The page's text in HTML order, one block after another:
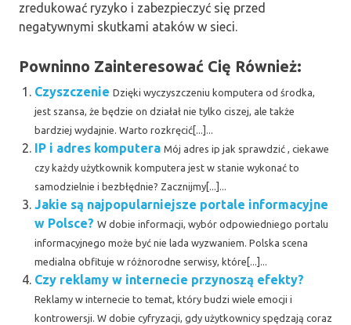
zredukować ryzyko i zabezpieczyć się przed
negatywnymi skutkami ataków w sieci.
Powninno Zainteresować Cię Również:
Czyszczenie Dzięki wyczyszczeniu komputera od środka,
jest szansa, że będzie on działał nie tylko ciszej, ale także
bardziej wydajnie. Warto rozkręcić[...]...
IP i adres komputera Mój adres ip jak sprawdzić , ciekawe
czy każdy użytkownik komputera jest w stanie wykonać to
samodzielnie i bezbłędnie? Zacznijmy[...]...
Jakie są najpopularniejsze portale informacyjne
w Polsce? W dobie informacji, wybór odpowiedniego portalu
informacyjnego może być nie lada wyzwaniem. Polska scena
medialna obfituje w różnorodne serwisy, które[...]...
Czy reklamy w internecie przynoszą efekty?
Reklamy w internecie to temat, który budzi wiele emocji i
kontrowersji. W dobie cyfryzacji, gdy użytkownicy spędzają coraz